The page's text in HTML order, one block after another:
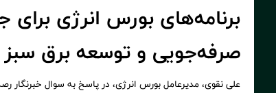
برنامه‌های بورس انرژی برای
صرفه‌جویی و توسعه برق سبز
علی نقوی، مدیرعامل بورس انرژی، در پاسخ به سوال خبرنگار